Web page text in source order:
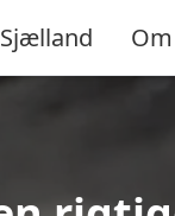
Sjælland